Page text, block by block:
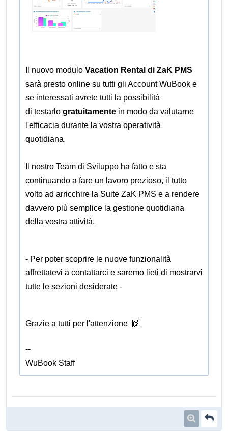
Il nuovo modulo Vacation Rental di ZaK PMS
sarà presto online su tutti gli Account WuBook e
se interessati avrete tutti la possibilità
di testarlo gratuitamente in modo da valutarne
l'efficacia durante la vostra operatività
quotidiana.
Il nostro Team di Sviluppo ha fatto e sta
continuando a fare un lavoro prezioso, il tutto
volto ad arricchire la Suite ZaK PMS e a rendere
davvero più semplice la gestione quotidiana
della vostra attività.
- Per poter scoprire le nuove funzionalità
affrettatevi a contattarci e saremo lieti di mostrarvi
tutte le sezioni desiderate -
Grazie a tutti per l'attenzione 🙌
--
WuBook Staff